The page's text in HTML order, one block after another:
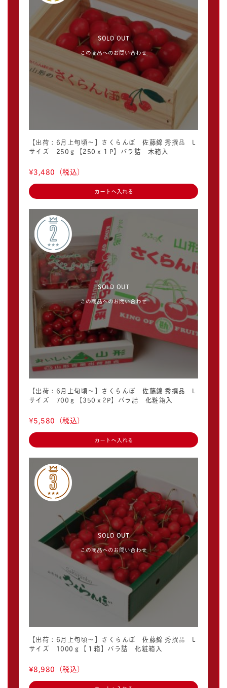
SOLD OUT
この商品へのお問い合わせ
【出荷：6月上旬頃〜】さくらんぼ 佐藤錦 秀撰品 L
サイズ 250ｇ【250ｘ１P】バラ詰 木箱入
¥3,480 （税込）
SOLD OUT
この商品へのお問い合わせ
【出荷：6月上旬頃〜】さくらんぼ 佐藤錦 秀撰品 L
サイズ 700ｇ【350ｘ2P】バラ詰 化粧箱入
¥5,580 （税込）
SOLD OUT
この商品へのお問い合わせ
【出荷：6月上旬頃〜】さくらんぼ 佐藤錦 秀撰品 L
サイズ 1000ｇ【１箱】バラ詰 化粧箱入
¥8,980 （税込）